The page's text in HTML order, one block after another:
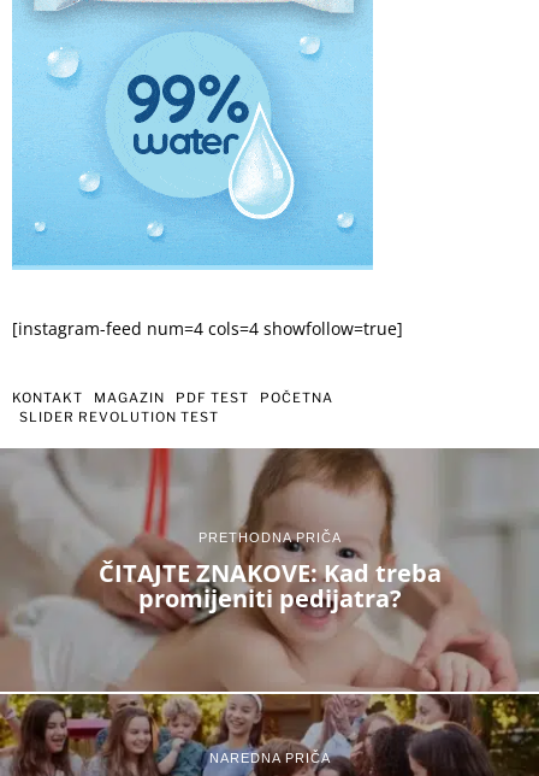
[instagram-feed num=4 cols=4 showfollow=true]
KONTAKT MAGAZIN PDF TEST
POČETNA
SLIDER REVOLUTION TEST
PRETHODNA PRIČA
ČITAJTE ZNAKOVE: Kad treba
promijeniti pedijatra?
NAREDNA PRIČA